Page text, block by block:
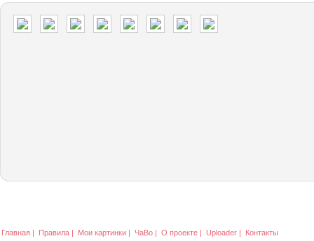
Главная | Правила | Мои картинки | ЧаВо | О проекте | Uploader | Контакты